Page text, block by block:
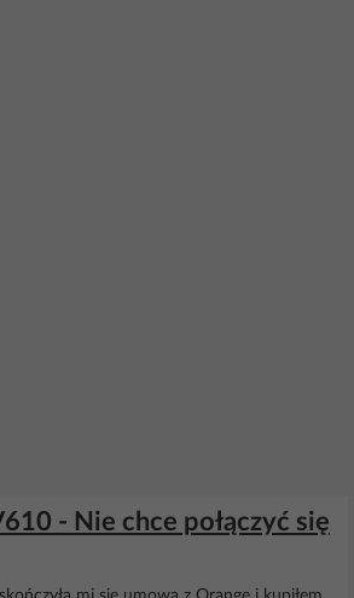
- Nie chce połączyć się